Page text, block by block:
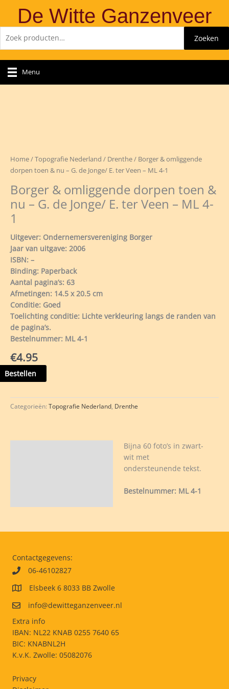
de
inhoud
De Witte Ganzenveer
naar:
Zoeken
Menu
Home/Topografie Nederland / Drenthe/ Borger & omliggende
dorpen toen & nu – G. de Jonge/ E. ter Veen – ML 4-1
Borger & omliggende dorpen toen &
nu – G. de Jonge/ E. ter Veen – ML 4-
1
Uitgever: Ondernemersvereniging Borger
Jaar van uitgave: 2006
ISBN: –
Binding: Paperback
Aantal pagina’s: 63
Afmetingen: 14.5 x 20.5 cm
Conditie: Goed
Toelichting conditie: Lichte verkleuring langs de randen van
de pagina’s.
Bestelnummer: ML 4-1
€4.95
Bestellen
Categorieën: Topografie Nederland, Drenthe
Bijna 60 foto’s in zwart-
wit met
ondersteunende tekst.
Bestelnummer: ML 4-1
Contactgegevens:
06-46102827
Elsbeek 6 8033 BB Zwolle
info@dewitteganzenveer.nl
Extra info
IBAN: NL22 KNAB 0255 7640 65
BIC: KNABNL2H
K.v.K. Zwolle: 05082076
Privacy